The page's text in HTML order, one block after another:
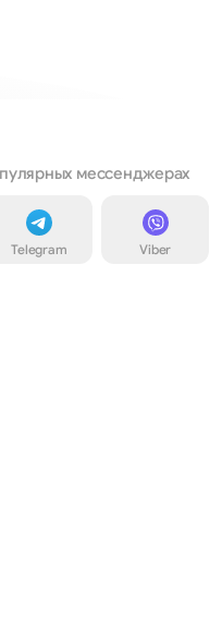
мессенджерах
Telegram Viber